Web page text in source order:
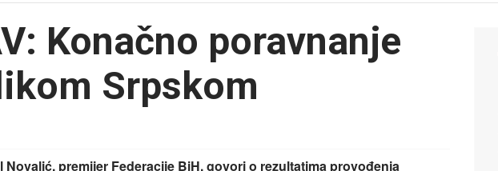
Konačno poravnanje
Srpskom
Novalić, premijer Federacije BiH, govori o rezultatima provođenja